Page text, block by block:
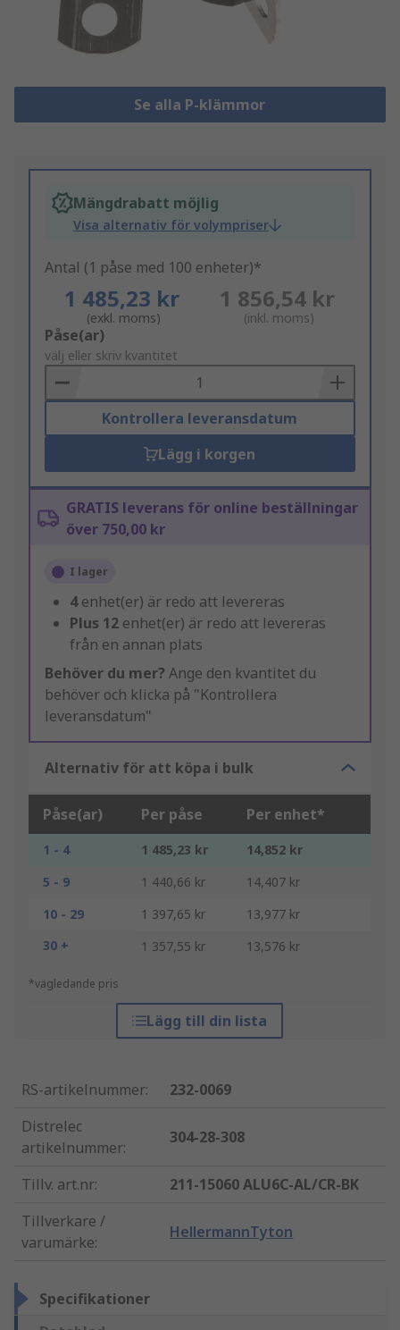
Se alla P-klämmor
Mängdrabatt möjlig
Visa alternativ för volympriser
Antal (1 påse med 100 enheter)*
1 485,23 kr
(exkl. moms)
1 856,54 kr
(inkl. moms)
Add
to
Basket
Påse(ar)
välj eller skriv kvantitet
Kontrollera leveransdatum
Lägg i korgen
GRATIS leverans för online beställningar
över 750,00 kr
I lager
4enhet(er) är redo att levereras
Plus 12 enhet(er) är redo att levereras
från en annan plats
Behöver du mer? Ange den kvantitet du
behöver och klicka på "Kontrollera
leveransdatum"
Alternativ för att köpa i bulk
Påse(ar) Per påse Per enhet*
1 - 4 1 485,23 kr
14,852 kr
5 - 9
1 440,66 kr
14,407 kr
10 - 29
1 397,65 kr
13,977 kr
30 +
1 357,55 kr 13,576 kr
*vägledande pris
Lägg till din lista
RS-artikelnummer:
232-0069
Distrelec
artikelnummer:
304-28-308
Tillv. art.nr:
211-15060 ALU6C-AL/CR-BK
Tillverkare /
varumärke:
HellermannTyton
Specifikationer